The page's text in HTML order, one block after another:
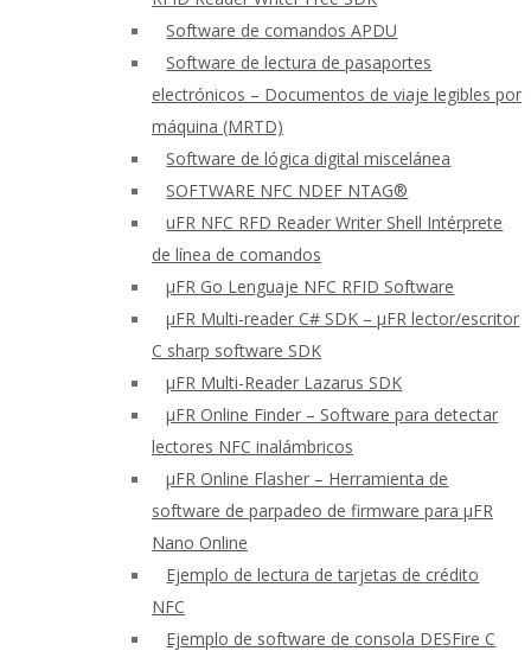
Software de comandos APDU
Software de lectura de pasaportes
electrónicos – Documentos de viaje legibles por
máquina (MRTD)
Software de lógica digital miscelánea
SOFTWARE NFC NDEF NTAG®
uFR NFC RFD Reader Writer Shell Intérprete
de línea de comandos
μFR Go Lenguaje NFC RFID Software
μFR Multi-reader C# SDK – μFR lector/escritor
C sharp software SDK
μFR Multi-Reader Lazarus SDK
μFR Online Finder – Software para detectar
lectores NFC inalámbricos
μFR Online Flasher – Herramienta de
software de parpadeo de firmware para μFR
Nano Online
Ejemplo de lectura de tarjetas de crédito
NFC
Ejemplo de software de consola DESFire C